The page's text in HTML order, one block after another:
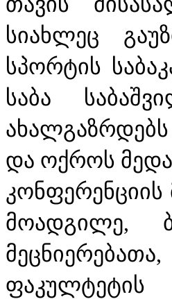
სიახლეც
სპორტის
საბა
და ოქროს
მოადგილე,